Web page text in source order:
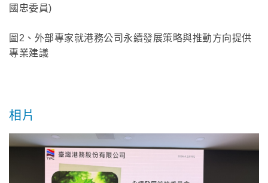
國忠委員)
圖2、外部專家就港務公司永續發展策略與推動方向提供
專業建議
相片